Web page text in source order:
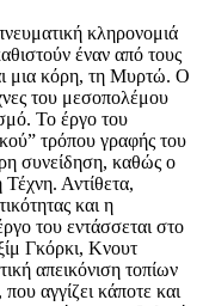
κληρονομιά
έναν από τους
μια κόρη, τη Μυρτώ. Ο
του μεσοπολέμου
Το έργο του
τρόπου γραφής του
συνείδηση, καθώς ο
Τέχνη. Αντίθετα,
και η
του εντάσσεται στο
Γκόρκι, Κνουτ
απεικόνιση τοπίων
αγγίζει κάποτε και